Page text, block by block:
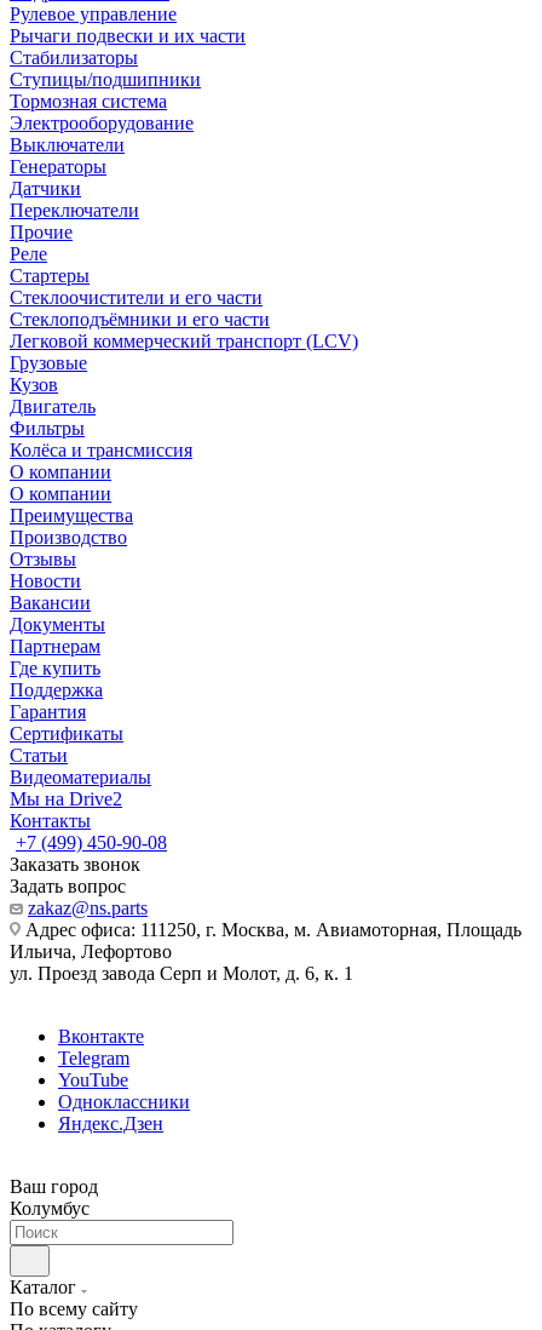
Рулевое управление
Рычаги подвески и их части
Стабилизаторы
Ступицы/подшипники
Тормозная система
Электрооборудование
Выключатели
Генераторы
Датчики
Переключатели
Прочие
Реле
Стартеры
Стеклоочистители и его части
Стеклоподъёмники и его части
Легковой коммерческий транспорт (LCV)
Грузовые
Кузов
Двигатель
Фильтры
Колёса и трансмиссия
О компании
О компании
Преимущества
Производство
Отзывы
Новости
Вакансии
Документы
Партнерам
Где купить
Поддержка
Гарантия
Сертификаты
Статьи
Видеоматериалы
Мы на Drive2
Контакты
+7 (499) 450-90-08
Заказать звонок
Задать вопрос
zakaz@ns.parts
Адрес офиса: 111250, г. Москва, м. Авиамоторная, Площадь
Ильича, Лефортово
ул. Проезд завода Серп и Молот, д. 6, к. 1
Вконтакте
Telegram
YouTube
Одноклассники
Яндекс.Дзен
Ваш город
Колумбус
Каталог
По всему сайту